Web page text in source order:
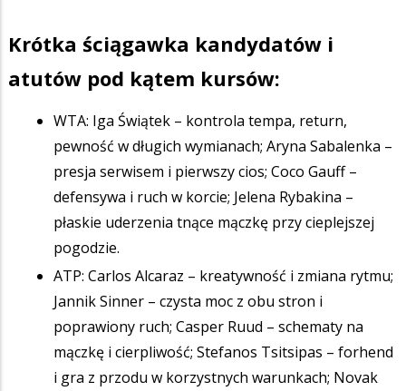
Krótka ściągawka kandydatów i
atutów pod kątem kursów:
WTA: Iga Świątek – kontrola tempa, return,
pewność w długich wymianach; Aryna Sabalenka –
presja serwisem i pierwszy cios; Coco Gauff –
defensywa i ruch w korcie; Jelena Rybakina –
płaskie uderzenia tnące mączkę przy cieplejszej
pogodzie.
ATP: Carlos Alcaraz – kreatywność i zmiana rytmu;
Jannik Sinner – czysta moc z obu stron i
poprawiony ruch; Casper Ruud – schematy na
mączkę i cierpliwość; Stefanos Tsitsipas – forhend
i gra z przodu w korzystnych warunkach; Novak